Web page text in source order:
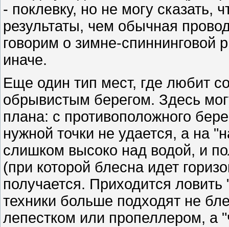
- поклевку, но не могу сказать,
результаты, чем обычная
говорим о зимне-спиннинговой
иначе.
Еще один тип мест, где любит
обрывистым берегом. Здесь
плана: с противоположного
нужной точки не удается, а на
слишком высоко над водой, и
(при которой блесна идет
получается. Приходится
техники больше подходят не
лепестком или пропеллером, а